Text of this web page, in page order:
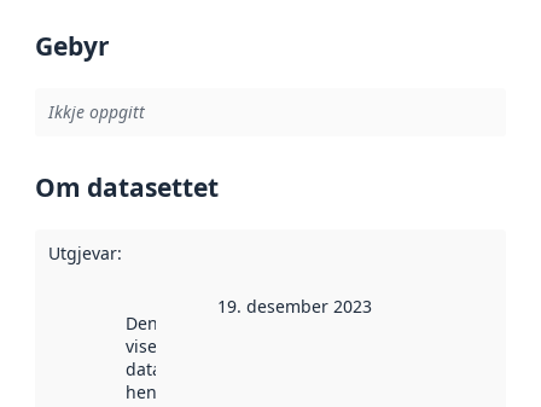
Gebyr
Ikkje oppgitt
Om datasettet
Utgjevar:
Denne datoen
viser når
datasettet vart
henta inn av
19. desember 2023